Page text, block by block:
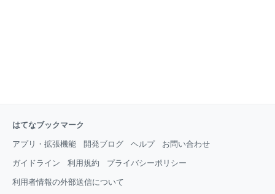
はてなブックマーク
アプリ・拡張機能 開発ブログ ヘルプ お問い合わせ
ガイドライン 利用規約 プライバシーポリシー
利用者情報の外部送信について